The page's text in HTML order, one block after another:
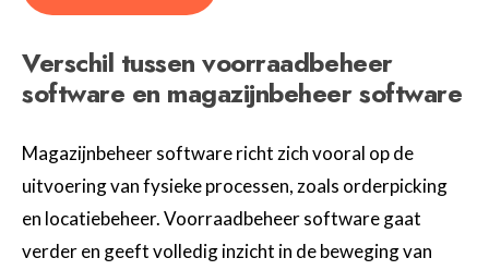
Verschil tussen voorraadbeheer
software en magazijnbeheer software
Magazijnbeheer software richt zich vooral op de
uitvoering van fysieke processen, zoals orderpicking
en locatiebeheer. Voorraadbeheer software gaat
verder en geeft volledig inzicht in de beweging van